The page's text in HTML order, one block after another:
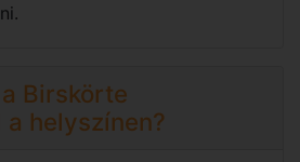
Birskörte
helyszínen?